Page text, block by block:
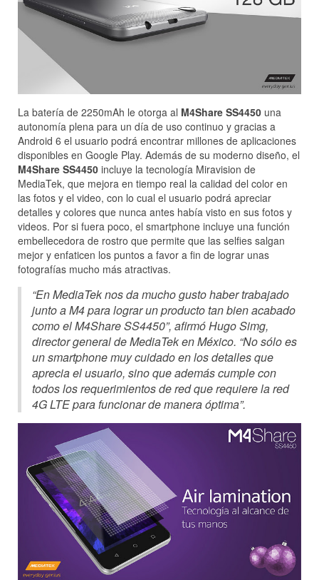
La batería de 2250mAh le otorga al M4Share SS4450 una
autonomía plena para un día de uso continuo y gracias a
Android 6 el usuario podrá encontrar millones de aplicaciones
disponibles en Google Play. Además de su moderno diseño, el
M4Share SS4450 incluye la tecnología Miravision de
MediaTek, que mejora en tiempo real la calidad del color en
las fotos y el video, con lo cual el usuario podrá apreciar
detalles y colores que nunca antes había visto en sus fotos y
videos. Por si fuera poco, el smartphone incluye una función
embellecedora de rostro que permite que las selfies salgan
mejor y enfaticen los puntos a favor a fin de lograr unas
fotografías mucho más atractivas.
“En MediaTek nos da mucho gusto haber trabajado
junto a M4 para lograr un producto tan bien acabado
como el M4Share SS4450”, afirmó Hugo Simg,
director general de MediaTek en México. “No sólo es
un smartphone muy cuidado en los detalles que
aprecia el usuario, sino que además cumple con
todos los requerimientos de red que requiere la red
4G LTE para funcionar de manera óptima”.